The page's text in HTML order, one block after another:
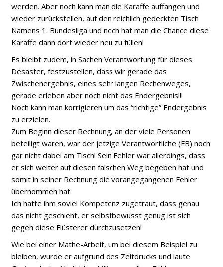
werden. Aber noch kann man die Karaffe auffangen und
wieder zurückstellen, auf den reichlich gedeckten Tisch
Namens 1. Bundesliga und noch hat man die Chance diese
Karaffe dann dort wieder neu zu füllen!
Es bleibt zudem, in Sachen Verantwortung für dieses
Desaster, festzustellen, dass wir gerade das
Zwischenergebnis, eines sehr langen Rechenweges,
gerade erleben aber noch nicht das Endergebnis!!!
Noch kann man korrigieren um das “richtige” Endergebnis
zu erzielen.
Zum Beginn dieser Rechnung, an der viele Personen
beteiligt waren, war der jetzige Verantwortliche (FB) noch
gar nicht dabei am Tisch! Sein Fehler war allerdings, dass
er sich weiter auf diesen falschen Weg begeben hat und
somit in seiner Rechnung die vorangegangenen Fehler
übernommen hat.
Ich hatte ihm soviel Kompetenz zugetraut, dass genau
das nicht geschieht, er selbstbewusst genug ist sich
gegen diese Flüsterer durchzusetzen!
Wie bei einer Mathe-Arbeit, um bei diesem Beispiel zu
bleiben, wurde er aufgrund des Zeitdrucks und laute